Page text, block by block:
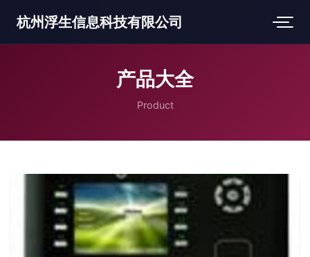
杭州浮生信息科技有限公司
产品大全
Product